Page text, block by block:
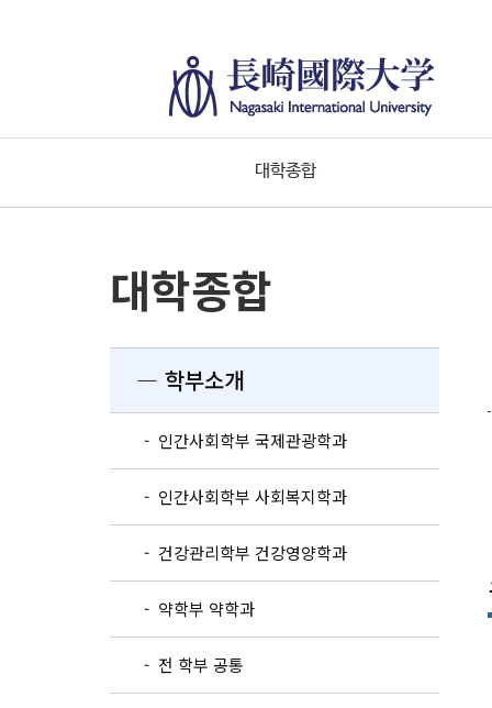
대학종합
대학종합
― 학부소개
- 인간사회학부 국제관광학과
- 인간사회학부 사회복지학과
- 건강관리학부 건강영양학과
- 약학부 약학과
- 전 학부 공통